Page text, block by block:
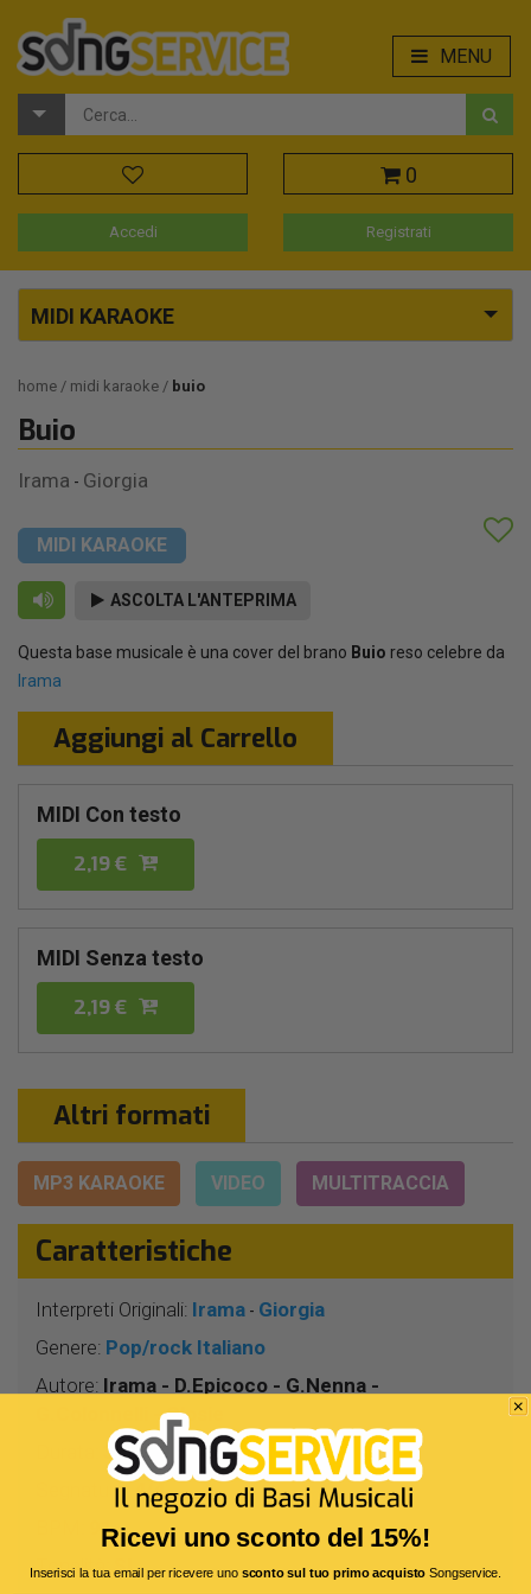
MENU
0
Accedi Registrati
MIDI KARAOKE
home midi karaoke buio
Buio
Irama - Giorgia
MIDI KARAOKE
ASCOLTA L'ANTEPRIMA
Questa base musicale è una cover del brano Buio reso celebre da
Irama
Aggiungi al Carrello
MIDI Con testo
2,19 €
MIDI Senza testo
2,19 €
Altri formati
MP3 KARAOKE VIDEO MULTITRACCIA
Caratteristiche
Interpreti Originali: Irama - Giorgia
Genere: Pop/rock Italiano
Autore: Irama - D.Epicoco - G.Nenna -
G.Colonnelli - Glosie
3 Min 9 Sec
Segnatura:4/4
91
Tonalità: SI -
Ricevi uno sconto del 15%!
Inserisci la tua email per ricevere uno sconto sul tuo primo acquistoSongservice.